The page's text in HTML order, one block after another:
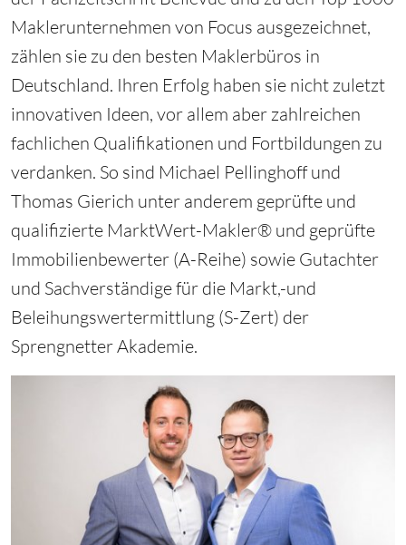
Maklerunternehmen von Focus ausgezeichnet,
zählen sie zu den besten Maklerbüros in
Deutschland. Ihren Erfolg haben sie nicht zuletzt
innovativen Ideen, vor allem aber zahlreichen
fachlichen Qualifikationen und Fortbildungen zu
verdanken. So sind Michael Pellinghoff und
Thomas Gierich unter anderem geprüfte und
qualifizierte MarktWert-Makler® und geprüfte
Immobilienbewerter (A-Reihe) sowie Gutachter
und Sachverständige für die Markt,-und
Beleihungswertermittlung (S-Zert) der
Sprengnetter Akademie.